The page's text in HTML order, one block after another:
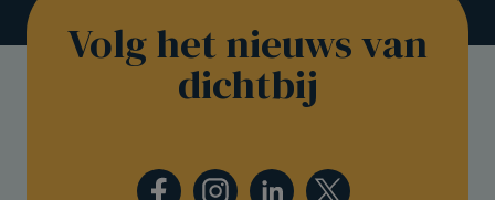
Volg het nieuws van
dichtbij